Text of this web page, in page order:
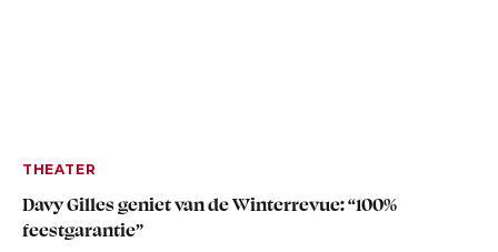
THEATER
Davy Gilles geniet van de Winterrevue: “100%
feestgarantie”